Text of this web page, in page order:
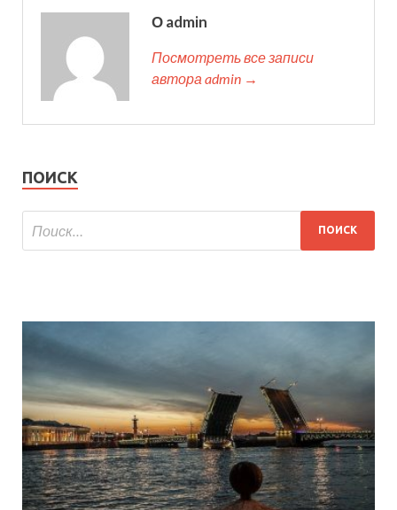
О admin
Посмотреть все записи
автора admin →
ПОИСК